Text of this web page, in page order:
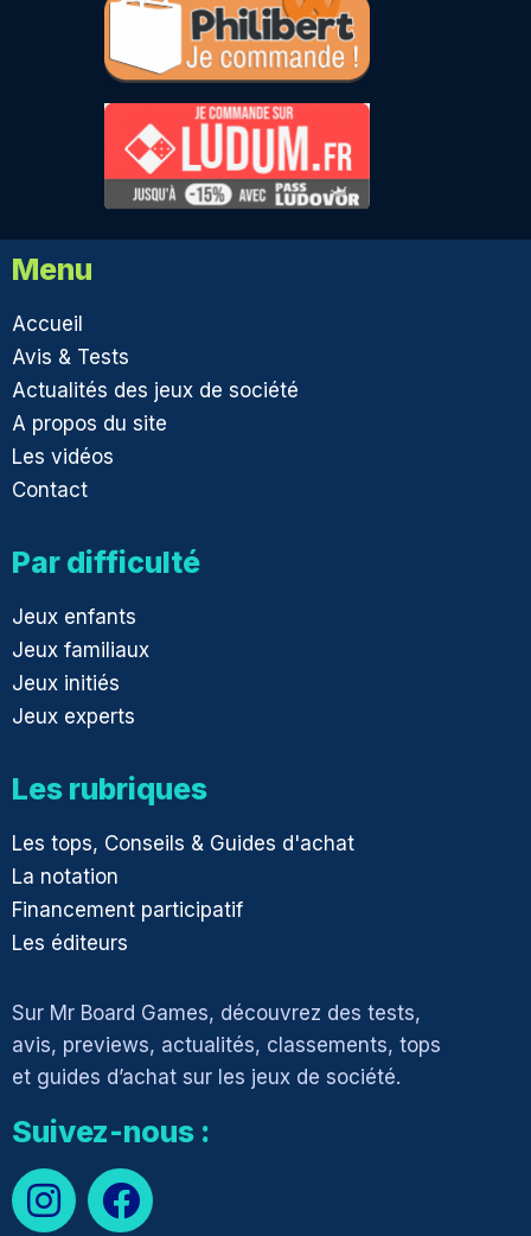
Menu
Accueil
Avis & Tests
Actualités des jeux de société
A propos du site
Les vidéos
Contact
Par difficulté
Jeux enfants
Jeux familiaux
Jeux initiés
Jeux experts
Les rubriques
Les tops, Conseils & Guides d'achat
La notation
Financement participatif
Les éditeurs
Sur Mr Board Games, découvrez des tests,
avis, previews, actualités, classements, tops
et guides d’achat sur les jeux de société.
Suivez-nous :